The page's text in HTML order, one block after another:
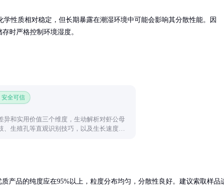
学性质相对稳定，但长期暴露在潮湿环境中可能会影响其分散性能。因
时严格控制环境湿度。
安全可信
异和实用价值三个维度，生动解析对虾公母
、生殖孔等直观识别技巧，以及生长速度和
产品的纯度应在95%以上，粒度分布均匀，分散性良好。建议索取样品